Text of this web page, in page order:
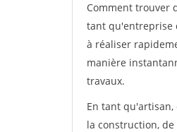
Comment trouver
tant qu'entreprise
à réaliser
manière
travaux.
En tant qu'artisan,
la construction,